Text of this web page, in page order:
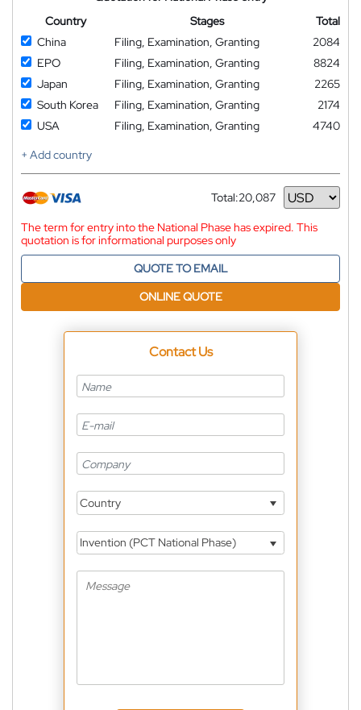
Country
Stages
Total
China
Filing, Examination, Granting
2084
EPO
Filing, Examination, Granting
8824
Japan
Filing, Examination, Granting
2265
South Korea
Filing, Examination, Granting
2174
USA
Filing, Examination, Granting
4740
+ Add country
Total:20,087
Currency
The term for entry into the National Phase has expired. This
quotation is for informational purposes only
QUOTE TO EMAIL
ONLINE QUOTE
Contact Us
Country
Invention (PCT National Phase)